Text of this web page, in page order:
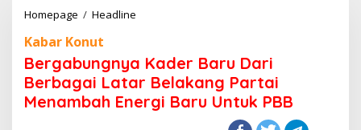
Homepage / Headline
Dari
Berbagai
Latar
Belakang
Partai
Kabar Konut
Bergabungnya Kader Baru Dari
Berbagai Latar Belakang Partai
Menambah Energi Baru Untuk PBB